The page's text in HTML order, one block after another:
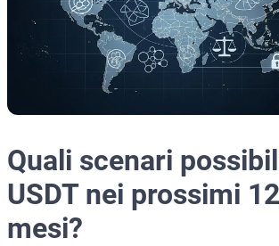
Quali scenari
USDT nei prossimi
mesi?